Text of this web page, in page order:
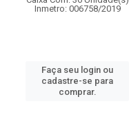
Inmetro: 006758/2019
Faça seu login ou
cadastre-se para
comprar.